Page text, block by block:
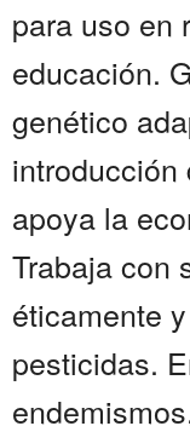
para uso en
educación.
genético
introducción
apoya la
Trabaja con
éticamente
pesticidas.